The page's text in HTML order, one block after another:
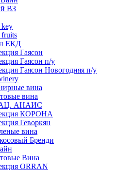
ВЗ
ЕКД
Гаясон
Гаясон п/у
Гаясон Новогодняя п/у
вина
вина
АНАИС
КОРОНА
Геворкян
вина
Бренди
Вина
ORRAN